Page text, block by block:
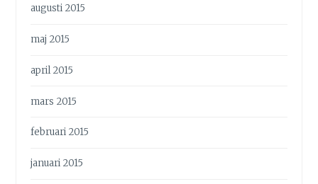
augusti 2015
maj 2015
april 2015
mars 2015
februari 2015
januari 2015